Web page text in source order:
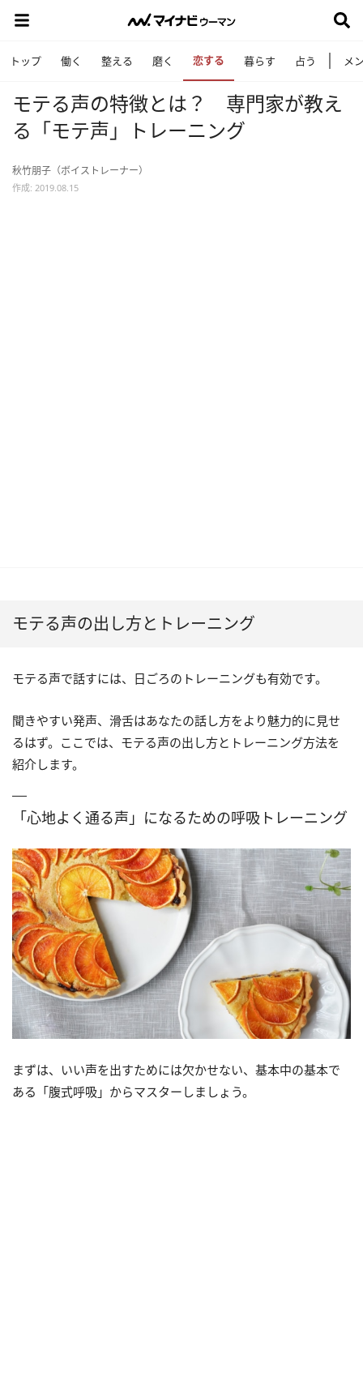
トップ 働く 整える 磨く 恋する 暮らす 占う メ
モテる声の特徴とは？ 専門家が教え
る「モテ声」トレーニング
秋竹朋子（ボイストレーナー）
作成: 2019.08.15
モテる声の出し方とトレーニング
モテる声で話すには、日ごろのトレーニングも有効です。
聞きやすい発声、滑舌はあなたの話し方をより魅力的に見せ
るはず。ここでは、モテる声の出し方とトレーニング方法を
紹介します。
「心地よく通る声」になるための呼吸トレーニング
まずは、いい声を出すためには欠かせない、基本中の基本で
ある「腹式呼吸」からマスターしましょう。